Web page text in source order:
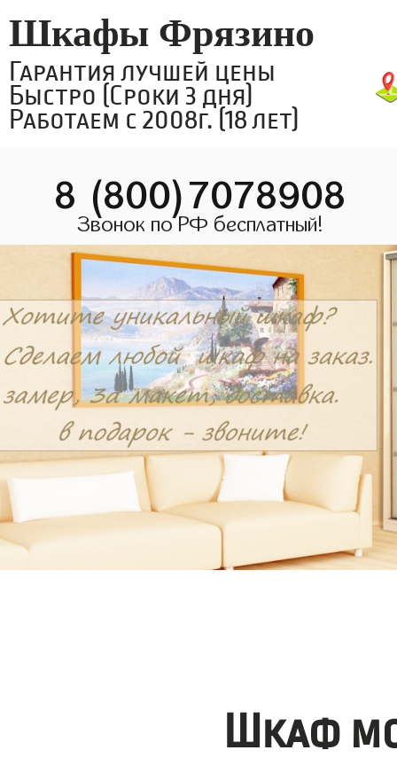
Шкафы Фрязино
Гарантия лучшей цены
Быстро (Сроки 3 дня)
Работаем с 2008г. (18 лет)
8 (800)7078908
Звонок по РФ бесплатный!
Шкаф